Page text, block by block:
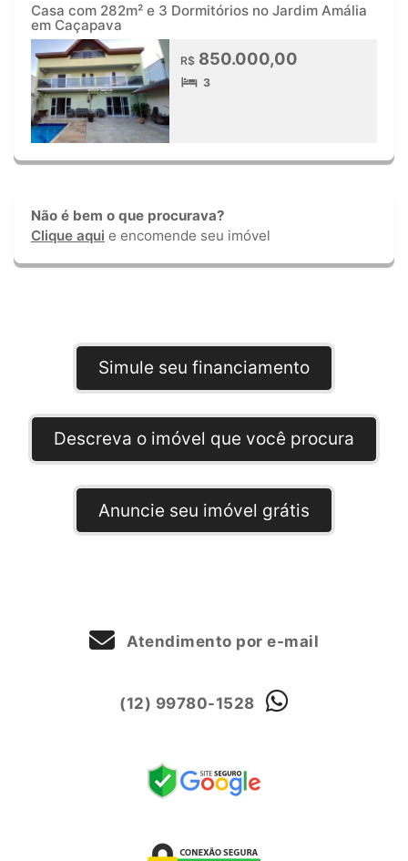
Casa com 282m² e 3 Dormitórios no Jardim Amália
em Caçapava
R$ 850.000,00
3
Não é bem o que procurava?
Clique aqui e encomende seu imóvel
Simule seu financiamento
Descreva o imóvel que você procura
Anuncie seu imóvel grátis
Atendimento por e-mail
(12) 99780-1528